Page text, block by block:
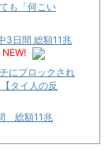
も「何こい
3日間 総額11兆
NEW!
にブロックされ
タイ人の反
総額11兆